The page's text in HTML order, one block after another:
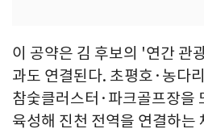
이 공약은 김 후보의 '연간 관
과도 연결된다. 초평호·농다
참숯클러스터·파크골프장을
육성해 진천 전역을 연결하는